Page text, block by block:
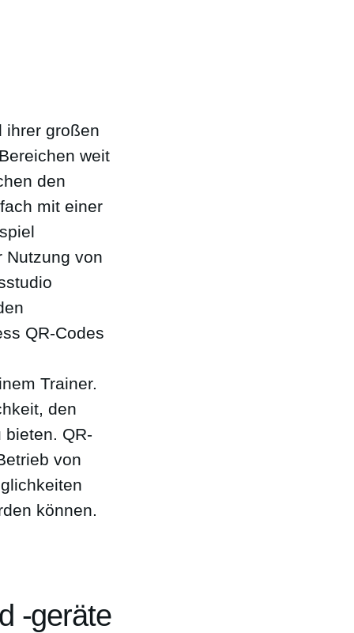
ihrer großen
weit
den
mit einer
Nutzung von
QR-Codes
Trainer.
den
QR-
von
können.
-geräte